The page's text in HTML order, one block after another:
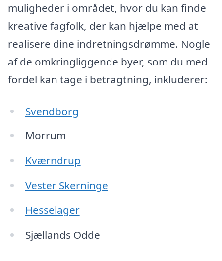
muligheder i området, hvor du kan finde
kreative fagfolk, der kan hjælpe med at
realisere dine indretningsdrømme. Nogle
af de omkringliggende byer, som du med
fordel kan tage i betragtning, inkluderer:
Svendborg
Morrum
Kværndrup
Vester Skerninge
Hesselager
Sjællands Odde